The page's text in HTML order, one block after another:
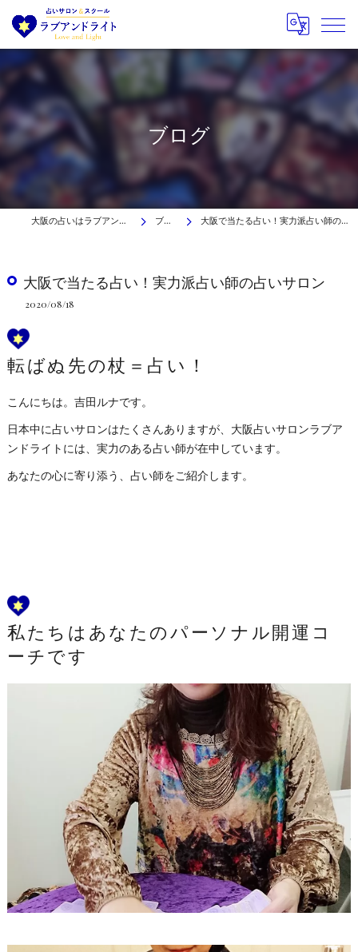
ブログ
大阪の占いはラブアンドライト ブログ 大阪で当たる占い！実力派占い師の占いサロン
大阪で当たる占い！実力派占い師の占いサロン
2020/08/18
転ばぬ先の杖＝占い！
こんにちは。吉田ルナです。
日本中に占いサロンはたくさんありますが、大阪占いサロンラブア
ンドライトには、実力のある占い師が在中しています。
あなたの心に寄り添う、占い師をご紹介します。
私たちはあなたのパーソナル開運コ
ーチです